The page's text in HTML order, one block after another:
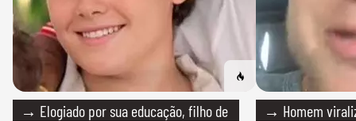
→ Elogiado por sua educação, filho de
→ Homem